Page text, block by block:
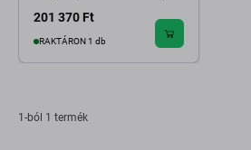
201 370 Ft
RAKTÁRON 1 db
1-ból 1 termék